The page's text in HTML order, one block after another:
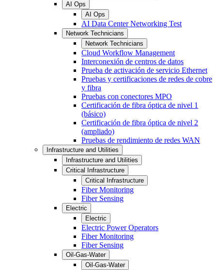
AI Ops
AI Ops
AI Data Center Networking Test
Network Technicians
Network Technicians
Cloud Workflow Management
Interconexión de centros de datos
Prueba de activación de servicio Ethernet
Pruebas y certificaciones de redes de cobre
y fibra
Pruebas con conectores MPO
Certificación de fibra óptica de nivel 1
(básico)
Certificación de fibra óptica de nivel 2
(ampliado)
Pruebas de rendimiento de redes WAN
Infrastructure and Utilities
Infrastructure and Utilities
Critical Infrastructure
Critical Infrastructure
Fiber Monitoring
Fiber Sensing
Electric
Electric
Electric Power Operators
Fiber Monitoring
Fiber Sensing
Oil-Gas-Water
Oil-Gas-Water